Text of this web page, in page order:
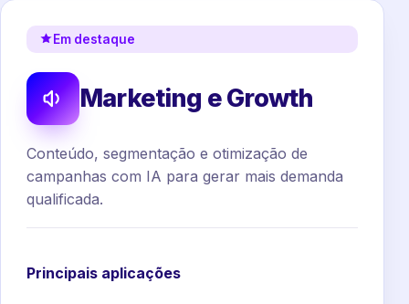
Em destaque
Marketing e Growth
Conteúdo, segmentação e otimização de
campanhas com IA para gerar mais demanda
qualificada.
Principais aplicações